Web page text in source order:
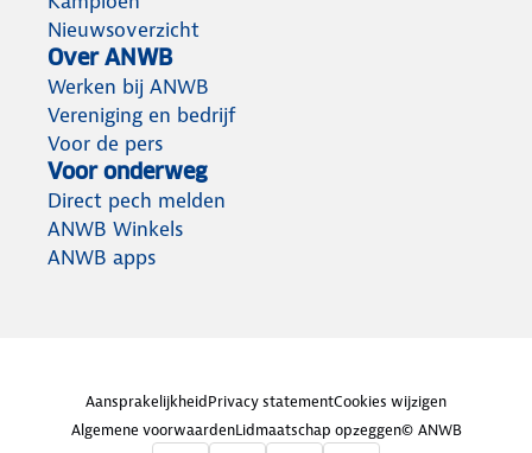
Nieuwsoverzicht
Over ANWB
Werken bij ANWB
Vereniging en bedrijf
Voor de pers
Voor onderweg
Direct pech melden
ANWB Winkels
ANWB apps
AansprakelijkheidPrivacy statementCookies wijzigen
Algemene voorwaardenLidmaatschap opzeggen© ANWB